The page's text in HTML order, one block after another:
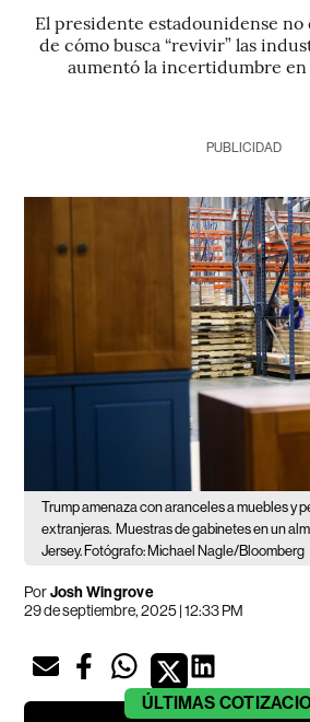
El presidente estadounidense no
de cómo busca “revivir” las
aumentó la incertidumbre en
PUBLICIDAD
Trump amenaza con aranceles a muebles y
extranjeras. Muestras de gabinetes en un
Jersey. Fotógrafo: Michael Nagle/Bloomberg
PorJosh Wingrove
29 de septiembre, 2025 | 12:33 PM
ÚLTIMAS